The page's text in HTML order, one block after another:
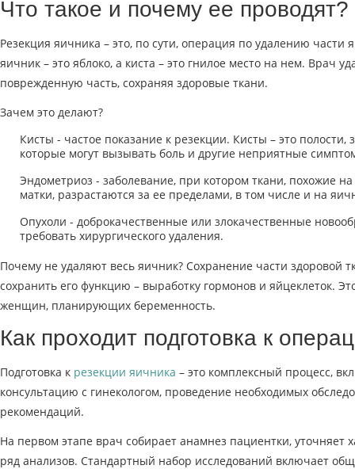
Что такое и почему ее проводят?
Резекция яичника – это, по сути, операция по удалению части
яичник – это яблоко, а киста – это гнилое место на нем. Врач
поврежденную часть, сохраняя здоровые ткани.
Зачем это делают?
Кисты - частое показание к резекции. Кисты – это
которые могут вызывать боль и другие неприятные
Эндометриоз - заболевание, при котором ткани, похожие
матки, разрастаются за ее пределами, в том числе и на
Опухоли - доброкачественные или злокачественные
требовать хирургического удаления.
Почему не удаляют весь яичник? Сохранение части здоровой
сохранить его функцию – выработку гормонов и яйцеклеток.
женщин, планирующих беременность.
Как проходит подготовка к
Подготовка к резекции яичника – это комплексный процесс,
консультацию с гинекологом, проведение необходимых
рекомендаций.
На первом этапе врач собирает анамнез пациентки, уточняет
ряд анализов. Стандартный набор исследований включает